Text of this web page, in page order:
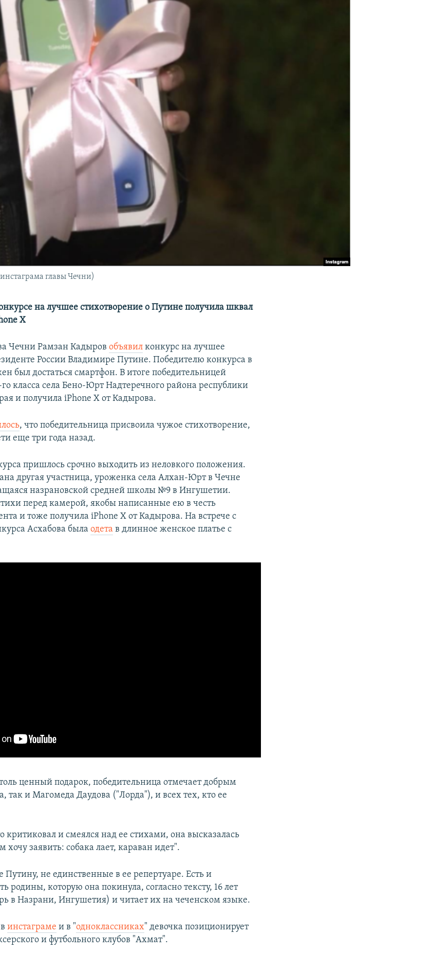
главы Чечни)
на лучшее стихотворение о Путине получила шквал
X
Чечни Рамзан Кадыровобъявил конкурс на лучшее
России Владимире Путине. Победителю конкурса в
был достаться смартфон. В итоге победительницей
класса села Бено-Юрт Надтеречного района республики
и получила iPhone X от Кадырова.
, что победительница присвоила чужое стихотворение,
еще три года назад.
пришлось срочно выходить из неловкого положения.
другая участница, уроженка села Алхан-Юрт в Чечне
назрановской средней школы №9 в Ингушетии.
перед камерой, якобы написанные ею в честь
и тоже получила iPhone X от Кадырова. На встрече с
Асхабова былаодета в длинное женское платье с
ценный подарок, победительница отмечает добрым
так и Магомеда Даудова ("Лорда"), и всех тех, кто ее
критиковал и смеялся над ее стихами, она высказалась
хочу заявить: собака лает, караван идет".
не единственные в ее репертуаре. Есть и
родины, которую она покинула, согласно тексту, 16 лет
в Назрани, Ингушетия) и читает их на чеченском языке.
винстаграме и в "одноклассниках" девочка позиционирует
и футбольного клубов "Ахмат".